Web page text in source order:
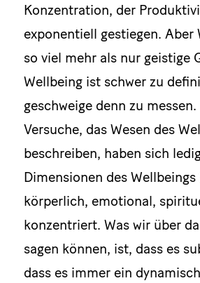
Konzentration, der
exponentiell gestiegen. Aber
so viel mehr als nur geistige
Wellbeing ist schwer zu
geschweige denn zu
Versuche, das Wesen des
beschreiben, haben sich
Dimensionen des Wellbeings
körperlich, emotional,
konzentriert. Was wir über
sagen können, ist, dass es
dass es immer ein